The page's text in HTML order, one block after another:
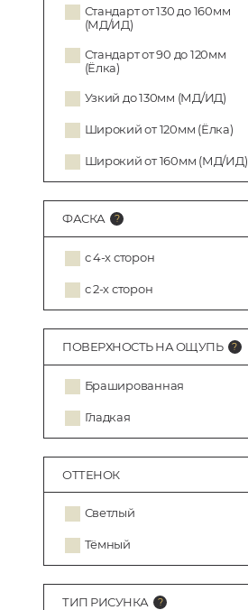
Стандарт от 130 до 160мм
(МД/ИД)
Стандарт от 90 до 120мм
(Ёлка)
Узкий до 130мм (МД/ИД)
Широкий от 120мм (Ёлка)
Широкий от 160мм (МД/ИД)
ФАСКА
с 4-х сторон
с 2-х сторон
ПОВЕРХНОСТЬ НА ОЩУПЬ
Брашированная
Гладкая
ОТТЕНОК
Светлый
Тёмный
ТИП РИСУНКА